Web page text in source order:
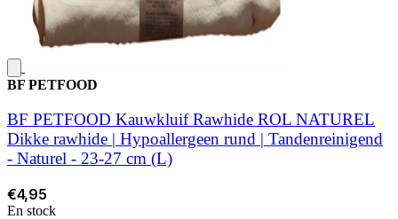
BF PETFOOD
BF PETFOOD Kauwkluif Rawhide ROL NATUREL
Dikke rawhide | Hypoallergeen rund | Tandenreinigend
- Naturel - 23-27 cm (L)
€4,95
En stock